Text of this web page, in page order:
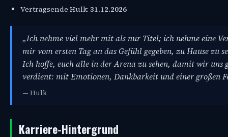
Vertragsende Hulk: 31.12.2026
„Ich nehme viel mehr mit als nur Titel; ich nehme eine
mir vom ersten Tag an das Gefühl gegeben, zu Hause zu
Ich hoffe, euch alle in der Arena zu sehen, damit wir uns
verdient: mit Emotionen, Dankbarkeit und einer großen
— Hulk
Karriere-Hintergrund